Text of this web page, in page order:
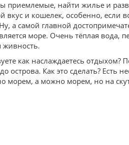
приемлемые, найти жилье и
и кошелек, особенно, если
а самой главной
море. Очень тёплая вода,
живность.
как наслаждаетесь отдыхом?
острова. Как это сделать? Есть
морем, а можно морем, но на